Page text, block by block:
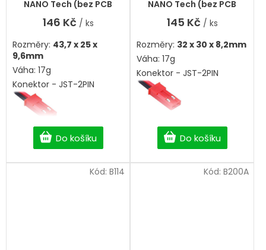
NANO Tech (bez PCB
ochrany)
146 Kč / ks
Do košíku
Rozměry: 43,7 x 25 x
9,6mm
Váha: 17g
Konektor - JST-2PIN
NANO Tech (bez PCB
ochrany)
145 Kč / ks
Do košíku
Rozměry: 32 x 30 x 8,2mm
Váha: 17g
Konektor - JST-2PIN
Kód: B114 Kód: B200A